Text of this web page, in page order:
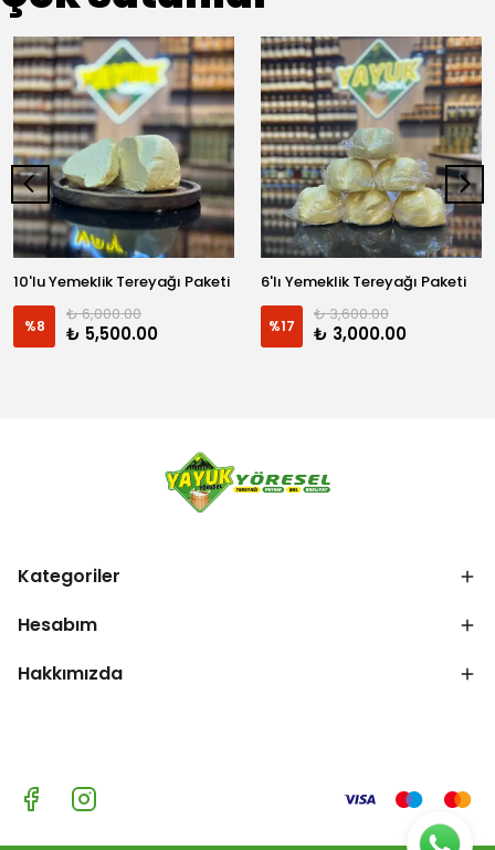
10'lu Yemeklik Tereyağı Paketi
%8
₺ 6,000.00
₺ 5,500.00
6'lı Yemeklik Tereyağı Paketi
%17
₺ 3,600.00
₺ 3,000.00
Kategoriler
Hesabım
Hakkımızda